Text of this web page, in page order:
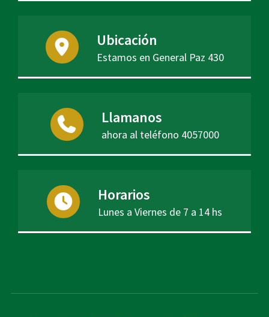
Ubicación
Estamos en General Paz 430
Llamanos
ahora al teléfono 4057000
Horarios
Lunes a Viernes de 7 a 14 hs